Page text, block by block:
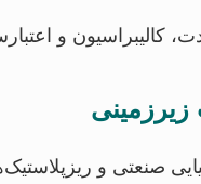
کالیبراسیون و
و